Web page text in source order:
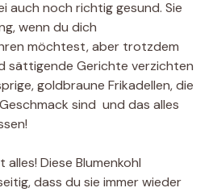
auch noch richtig gesund. Sie
wenn du dich
möchtest, aber trotzdem
sättigende Gerichte verzichten
goldbraune Frikadellen, die
sind  und das alles
Diese Blumenkohl
dass du sie immer wieder